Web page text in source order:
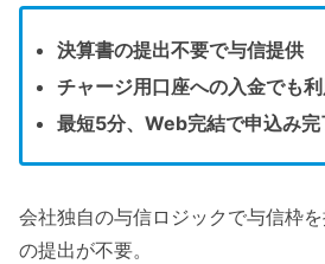
決算書の提出不要で与信提供
チャージ用口座への入金でも
最短5分、Web完結で申込み完
会社独自の与信ロジックで与信枠
の提出が不要。